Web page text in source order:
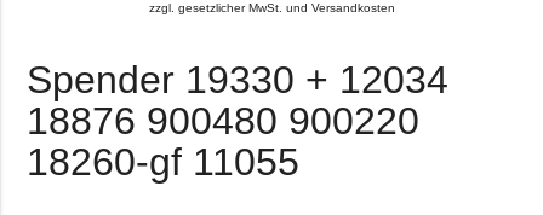
zzgl. gesetzlicher MwSt. und Versandkosten
Spender 19330 + 12034
18876 900480 900220
18260-gf 11055